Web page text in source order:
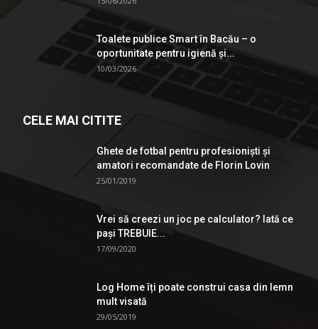
Toalete publice Smart în Bacău – o
oportunitate pentru igienă şi...
10/03/2026
CELE MAI CITITE
Ghete de fotbal pentru profesionişti şi
amatori recomandate de Florin Lovin
25/01/2019
Vrei să creezi un joc pe calculator? Iată ce
pași TREBUIE...
17/09/2020
Log Home îți poate construi casa din lemn
mult visată
29/05/2019